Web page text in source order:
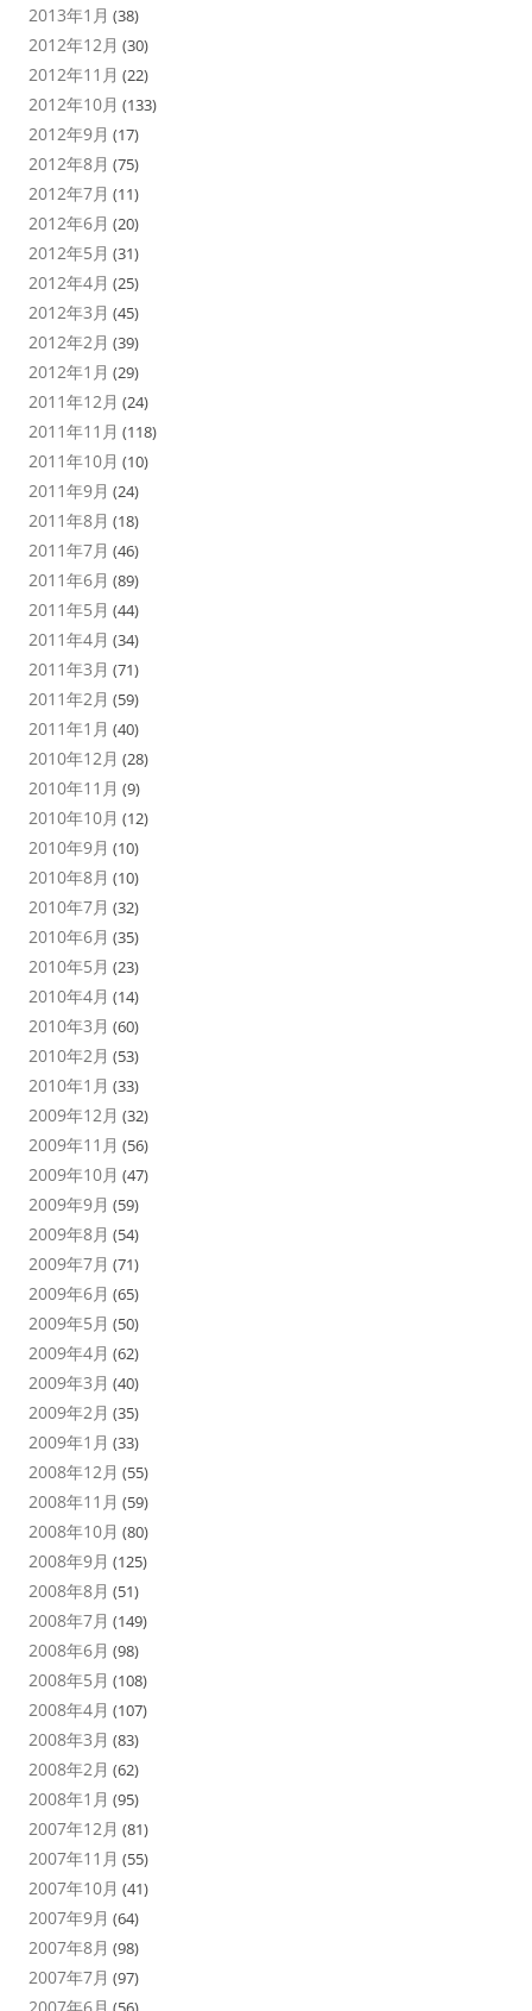
2013年1月 (38)
2012年12月 (30)
2012年11月 (22)
2012年10月 (133)
2012年9月 (17)
2012年8月 (75)
2012年7月 (11)
2012年6月 (20)
2012年5月 (31)
2012年4月 (25)
2012年3月 (45)
2012年2月 (39)
2012年1月 (29)
2011年12月 (24)
2011年11月 (118)
2011年10月 (10)
2011年9月 (24)
2011年8月 (18)
2011年7月 (46)
2011年6月 (89)
2011年5月 (44)
2011年4月 (34)
2011年3月 (71)
2011年2月 (59)
2011年1月 (40)
2010年12月 (28)
2010年11月 (9)
2010年10月 (12)
2010年9月 (10)
2010年8月 (10)
2010年7月 (32)
2010年6月 (35)
2010年5月 (23)
2010年4月 (14)
2010年3月 (60)
2010年2月 (53)
2010年1月 (33)
2009年12月 (32)
2009年11月 (56)
2009年10月 (47)
2009年9月 (59)
2009年8月 (54)
2009年7月 (71)
2009年6月 (65)
2009年5月 (50)
2009年4月 (62)
2009年3月 (40)
2009年2月 (35)
2009年1月 (33)
2008年12月 (55)
2008年11月 (59)
2008年10月 (80)
2008年9月 (125)
2008年8月 (51)
2008年7月 (149)
2008年6月 (98)
2008年5月 (108)
2008年4月 (107)
2008年3月 (83)
2008年2月 (62)
2008年1月 (95)
2007年12月 (81)
2007年11月 (55)
2007年10月 (41)
2007年9月 (64)
2007年8月 (98)
2007年7月 (97)